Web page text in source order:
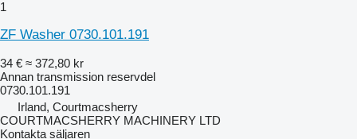
1
ZF Washer 0730.101.191
34 € ≈ 372,80 kr
Annan transmission reservdel
0730.101.191
Irland, Courtmacsherry
COURTMACSHERRY MACHINERY LTD
Kontakta säljaren